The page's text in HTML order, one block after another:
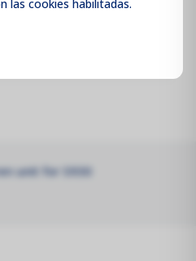
las cookies habilitadas.
unit for S930